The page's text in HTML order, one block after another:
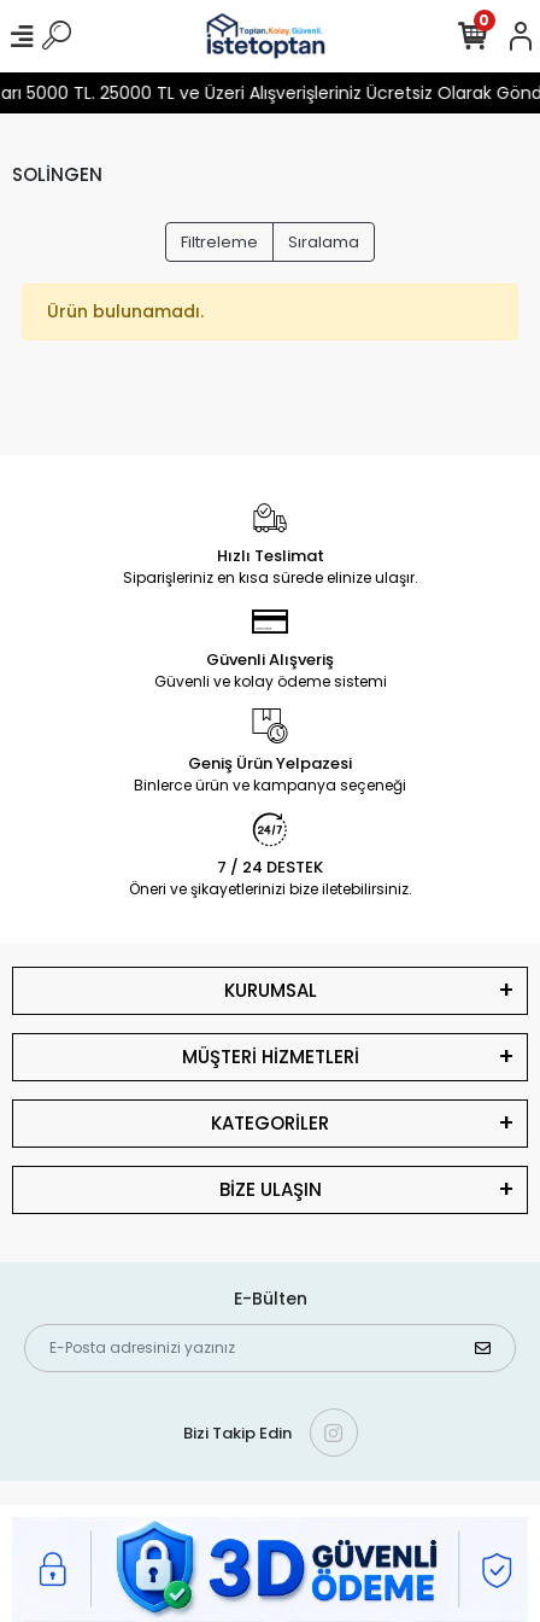
5000 TL. 25000 TL ve Üzeri Alışverişleriniz Ücretsiz Olarak
0
SOLİNGEN
Filtreleme Sıralama
Ürün bulunamadı.
Hızlı Teslimat
Siparişleriniz en kısa sürede elinize ulaşır.
Güvenli Alışveriş
Güvenli ve kolay ödeme sistemi
Geniş Ürün Yelpazesi
Binlerce ürün ve kampanya seçeneği
7 / 24 DESTEK
Öneri ve şikayetlerinizi bize iletebilirsiniz.
KURUMSAL
MÜŞTERİ HİZMETLERİ
KATEGORİLER
BİZE ULAŞIN
E-Bülten
Bizi Takip Edin